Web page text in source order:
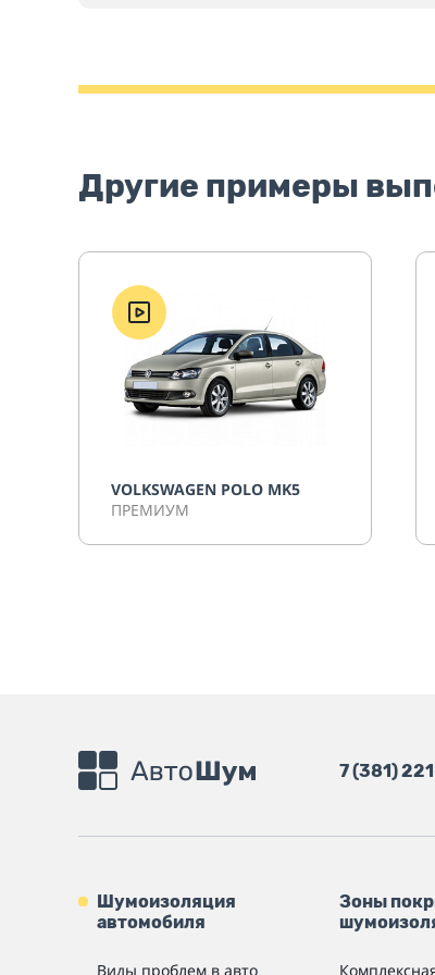
Другие примеры
VOLKSWAGEN POLO MK5
ПРЕМИУМ
7 (381)
Шумоизоляция
автомобиля
Виды проблем в авто
Зоны